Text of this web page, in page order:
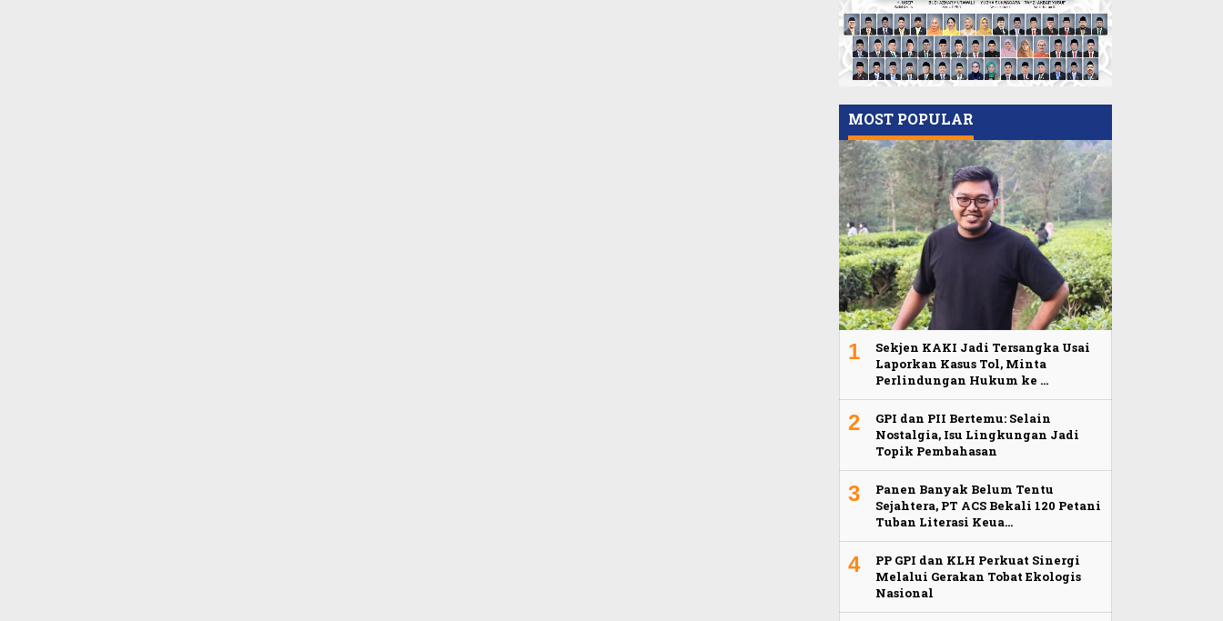
MOST POPULAR
1
Sekjen KAKI Jadi Tersangka Usai
Laporkan Kasus Tol, Minta
Perlindungan Hukum ke …
2
GPI dan PII Bertemu: Selain
Nostalgia, Isu Lingkungan Jadi
Topik Pembahasan
3
Panen Banyak Belum Tentu
Sejahtera, PT ACS Bekali 120 Petani
Tuban Literasi Keua…
4
PP GPI dan KLH Perkuat Sinergi
Melalui Gerakan Tobat Ekologis
Nasional